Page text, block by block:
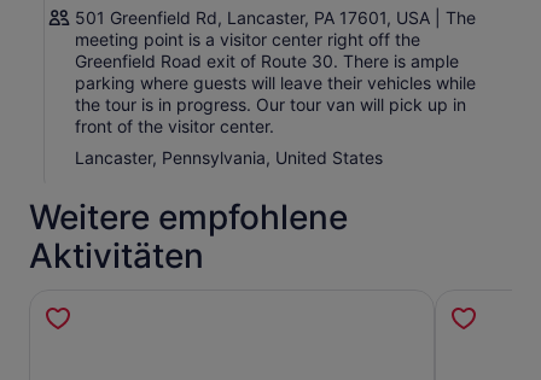
501 Greenfield Rd, Lancaster, PA 17601, USA | The
meeting point is a visitor center right off the
Greenfield Road exit of Route 30. There is ample
parking where guests will leave their vehicles while
the tour is in progress. Our tour van will pick up in
front of the visitor center.
Lancaster, Pennsylvania, United States
Weitere empfohlene
Aktivitäten